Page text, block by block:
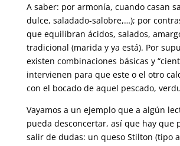
A saber: por armonía, cuando casan
dulce, saladado-salobre,…); por
que equilibran ácidos, salados,
tradicional (marida y ya está). Por
existen combinaciones básicas y
intervienen para que este o el otro
con el bocado de aquel pescado,
Vayamos a un ejemplo que a algún
pueda desconcertar, así que hay que
salir de dudas: un queso Stilton (tipo